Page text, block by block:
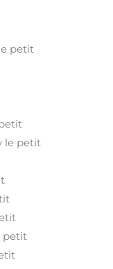
petit
le petit
petit